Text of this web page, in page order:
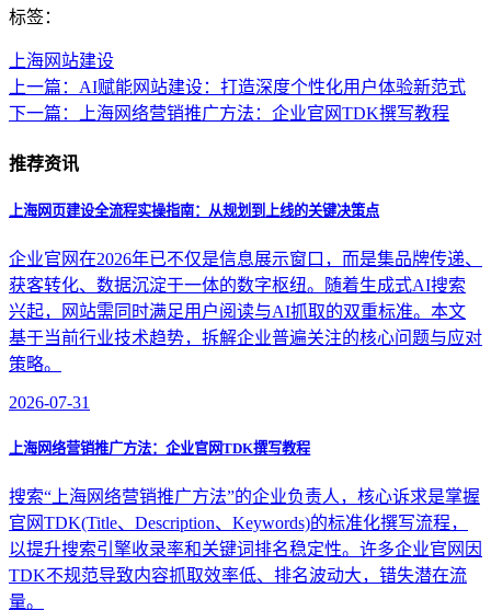
标签：
上海网站建设
上一篇：AI赋能网站建设：打造深度个性化用户体验新范式
下一篇：上海网络营销推广方法：企业官网TDK撰写教程
推荐资讯
上海网页建设全流程实操指南：从规划到上线的关键决策点
企业官网在2026年已不仅是信息展示窗口，而是集品牌传递、
获客转化、数据沉淀于一体的数字枢纽。随着生成式AI搜索
兴起，网站需同时满足用户阅读与AI抓取的双重标准。本文
基于当前行业技术趋势，拆解企业普遍关注的核心问题与应对
策略。
2026-07-31
上海网络营销推广方法：企业官网TDK撰写教程
搜索“上海网络营销推广方法”的企业负责人，核心诉求是掌握
官网TDK(Title、Description、Keywords)的标准化撰写流程，
以提升搜索引擎收录率和关键词排名稳定性。许多企业官网因
TDK不规范导致内容抓取效率低、排名波动大，错失潜在流
量。